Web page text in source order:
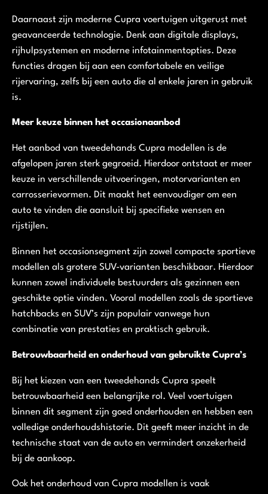
Daarnaast zijn moderne Cupra voertuigen uitgerust met
geavanceerde technologie. Denk aan digitale displays,
rijhulpsystemen en moderne infotainmentopties. Deze
functies dragen bij aan een comfortabele en veilige
rijervaring, zelfs bij een auto die al enkele jaren in gebruik
is.
Meer keuze binnen het occasionaanbod
Het aanbod van tweedehands Cupra modellen is de
afgelopen jaren sterk gegroeid. Hierdoor ontstaat er meer
keuze in verschillende uitvoeringen, motorvarianten en
carrosserievormen. Dit maakt het eenvoudiger om een
auto te vinden die aansluit bij specifieke wensen en
rijstijlen.
Binnen het occasionsegment zijn zowel compacte sportieve
modellen als grotere SUV-varianten beschikbaar. Hierdoor
kunnen zowel individuele bestuurders als gezinnen een
geschikte optie vinden. Vooral modellen zoals de sportieve
hatchbacks en SUV’s zijn populair vanwege hun
combinatie van prestaties en praktisch gebruik.
Betrouwbaarheid en onderhoud van gebruikte Cupra’s
Bij het kiezen van een tweedehands Cupra speelt
betrouwbaarheid een belangrijke rol. Veel voertuigen
binnen dit segment zijn goed onderhouden en hebben een
volledige onderhoudshistorie. Dit geeft meer inzicht in de
technische staat van de auto en vermindert onzekerheid
bij de aankoop.
Ook het onderhoud van Cupra modellen is vaak